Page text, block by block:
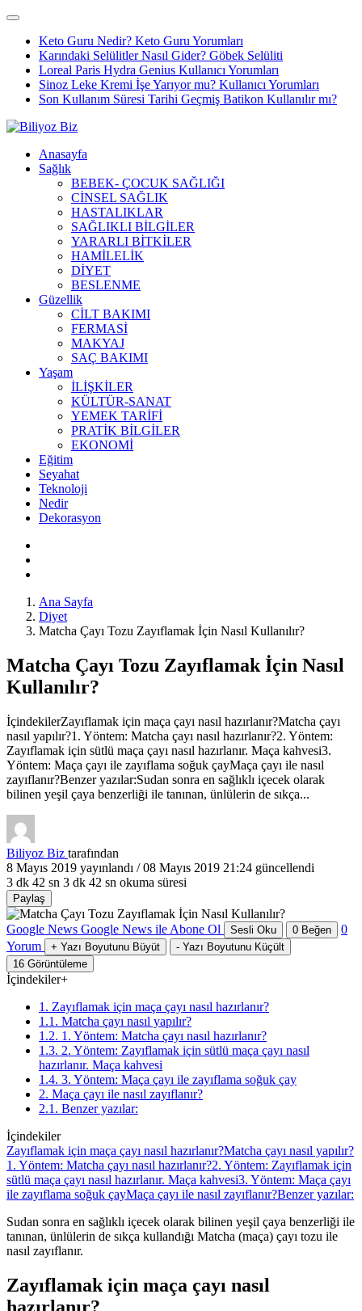
Keto Guru Nedir? Keto Guru Yorumları
Karındaki Selülitler Nasıl Gider? Göbek Selüliti
Loreal Paris Hydra Genius Kullanıcı Yorumları
Sinoz Leke Kremi İşe Yarıyor mu? Kullanıcı Yorumları
Son Kullanım Süresi Tarihi Geçmiş Batikon Kullanılır mı?
Anasayfa
Sağlık
BEBEK- ÇOCUK SAĞLIĞI
CİNSEL SAĞLIK
HASTALIKLAR
SAĞLIKLI BİLGİLER
YARARLI BİTKİLER
HAMİLELİK
DİYET
BESLENME
Güzellik
CİLT BAKIMI
FERMASİ
MAKYAJ
SAÇ BAKIMI
Yaşam
İLİŞKİLER
KÜLTÜR-SANAT
YEMEK TARİFİ
PRATİK BİLGİLER
EKONOMİ
Eğitim
Seyahat
Teknoloji
Nedir
Dekorasyon
Ana Sayfa
Diyet
Matcha Çayı Tozu Zayıflamak İçin Nasıl Kullanılır?
Matcha Çayı Tozu Zayıflamak İçin Nasıl
Kullanılır?
İçindekilerZayıflamak için maça çayı nasıl hazırlanır?Matcha çayı
nasıl yapılır?1. Yöntem: Matcha çayı nasıl hazırlanır?2. Yöntem:
Zayıflamak için sütlü maça çayı nasıl hazırlanır. Maça kahvesi3.
Yöntem: Maça çayı ile zayıflama soğuk çayMaça çayı ile nasıl
zayıflanır?Benzer yazılar:Sudan sonra en sağlıklı içecek olarak
bilinen yeşil çaya benzerliği ile tanınan, ünlülerin de sıkça...
Biliyoz Biz tarafından
8 Mayıs 2019 yayınlandı /08 Mayıs 2019 21:24 güncellendi
3 dk 42 sn 3 dk 42 sn okuma süresi
Paylaş
Google News Google News ile Abone Ol Sesli Oku 0 Beğen
0
Yorum
+ Yazı Boyutunu Büyüt - Yazı Boyutunu Küçült
16 Görüntüleme
İçindekiler+
1. Zayıflamak için maça çayı nasıl hazırlanır?
1.1. Matcha çayı nasıl yapılır?
1.2. 1. Yöntem: Matcha çayı nasıl hazırlanır?
1.3. 2. Yöntem: Zayıflamak için sütlü maça çayı nasıl
hazırlanır. Maça kahvesi
1.4. 3. Yöntem: Maça çayı ile zayıflama soğuk çay
2. Maça çayı ile nasıl zayıflanır?
2.1. Benzer yazılar:
İçindekiler
Zayıflamak için maça çayı nasıl hazırlanır?Matcha çayı nasıl yapılır?
1. Yöntem: Matcha çayı nasıl hazırlanır?2. Yöntem: Zayıflamak için
sütlü maça çayı nasıl hazırlanır. Maça kahvesi3. Yöntem: Maça çayı
ile zayıflama soğuk çayMaça çayı ile nasıl zayıflanır?Benzer yazılar:
Sudan sonra en sağlıklı içecek olarak bilinen yeşil çaya benzerliği ile
tanınan, ünlülerin de sıkça kullandığı Matcha (maça) çayı tozu ile
nasıl zayıflanır.
Zayıflamak için maça çayı nasıl
hazırlanır?